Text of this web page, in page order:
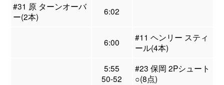
#31 原 ターンオーバ
ー(2本)
6:02
6:00
#11 ヘンリー スティ
ール(4本)
5:55
50-52
#23 保岡 2Pシュート
○(8点)